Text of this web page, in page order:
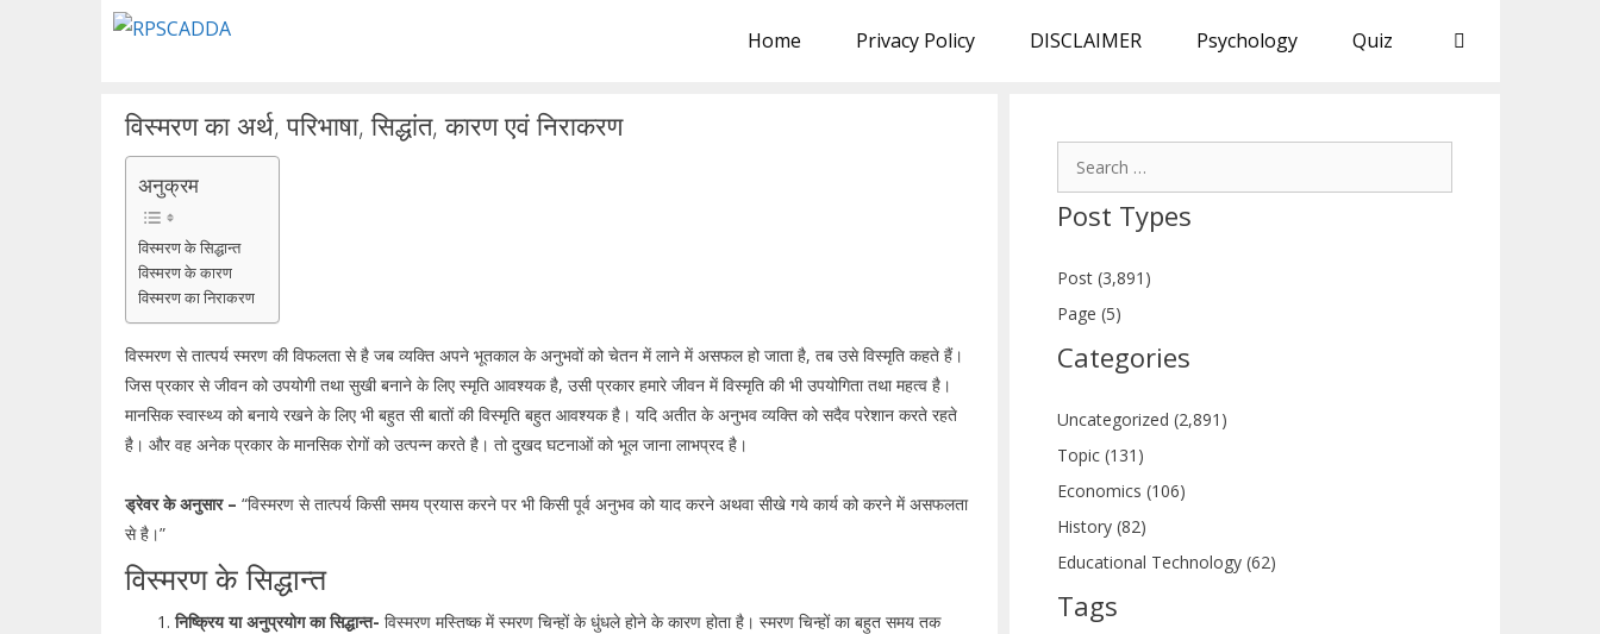
Home Privacy Policy DISCLAIMER Psychology Quiz
विस्मरण का अर्थ, परिभाषा, सिद्धांत, कारण एवं निराकरण
अनुक्रम
विस्मरण के सिद्धान्त
विस्मरण के कारण
विस्मरण का निराकरण
विस्मरण से तात्पर्य स्मरण की विफलता से है जब व्यक्ति अपने भूतकाल के अनुभवों को चेतन में लाने में असफल हो जाता है, तब उसे विस्मृति कहते हैं।
जिस प्रकार से जीवन को उपयोगी तथा सुखी बनाने के लिए स्मृति आवश्यक है, उसी प्रकार हमारे जीवन में विस्मृति की भी उपयोगिता तथा महत्व है।
मानसिक स्वास्थ्य को बनाये रखने के लिए भी बहुत सी बातों की विस्मृति बहुत आवश्यक है। यदि अतीत के अनुभव व्यक्ति को सदैव परेशान करते रहते
है। और वह अनेक प्रकार के मानसिक रोगों को उत्पन्न करते है। तो दुखद घटनाओं को भूल जाना लाभप्रद है।
ड्रेवर के अनुसार – “विस्मरण से तात्पर्य किसी समय प्रयास करने पर भी किसी पूर्व अनुभव को याद करने अथवा सीखे गये कार्य को करने में असफलता
से है।”
विस्मरण के सिद्धान्त
निष्क्रिय या अनुप्रयोग का सिद्धान्त- विस्मरण मस्तिष्क में स्मरण चिन्हों के धुंधले होने के कारण होता है। स्मरण चिन्हों का बहुत समय तक
Post Types
Post (3,891)
Page (5)
Categories
Uncategorized (2,891)
Topic (131)
Economics (106)
History (82)
Educational Technology (62)
Tags